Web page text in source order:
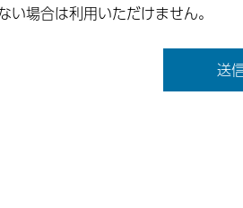
い場合は利用いただけません。